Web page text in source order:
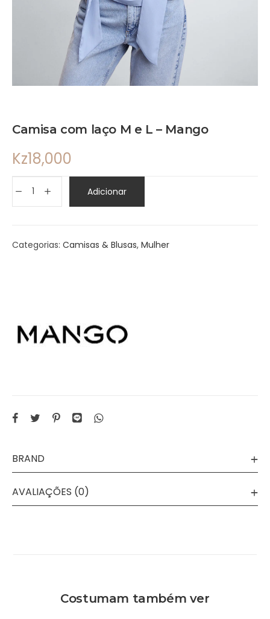
Camisa com laço M e L – Mango
Kz18,000
Adicionar
Categorias: Camisas & Blusas, Mulher
BRAND
AVALIAÇÕES (0)
Costumam também ver